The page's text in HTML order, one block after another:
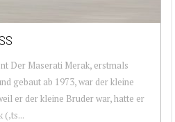
Der Maserati Merak, erstmals
gebaut ab 1973, war der kleine
er der kleine Bruder war, hatte er
(‚ts...